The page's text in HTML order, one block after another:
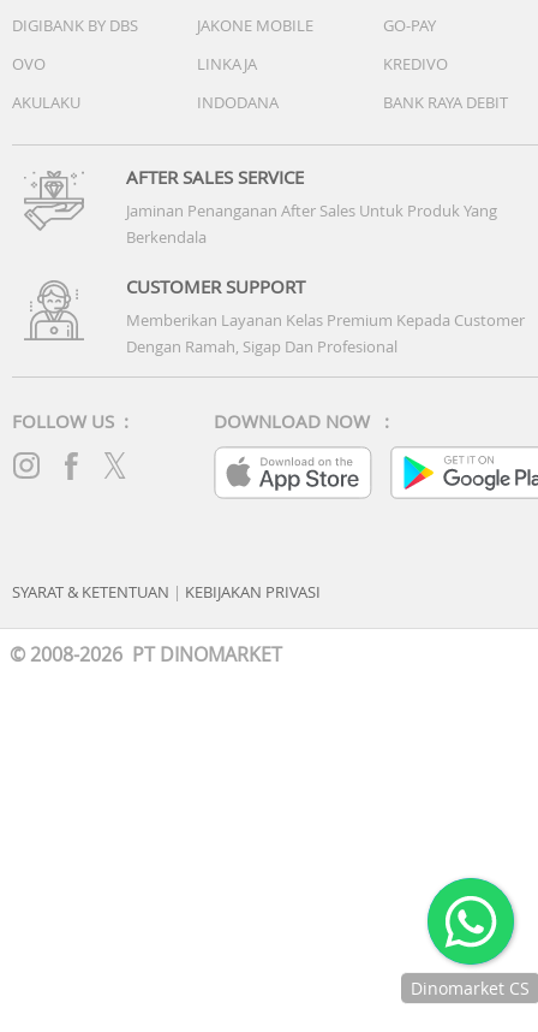
DIGIBANK BY DBS
JAKONE MOBILE
GO-PAY
OVO
LINKAJA
KREDIVO
AKULAKU
INDODANA BANK RAYA DEBIT
AFTER SALES SERVICE
Jaminan Penanganan After Sales Untuk Produk Yang
Berkendala
CUSTOMER SUPPORT
Memberikan Layanan Kelas Premium Kepada Customer
Dengan Ramah, Sigap Dan Profesional
FOLLOW US : DOWNLOAD NOW :
SYARAT & KETENTUAN | KEBIJAKAN PRIVASI
© 2008-2026 PT DINOMARKET
Dinomarket CS